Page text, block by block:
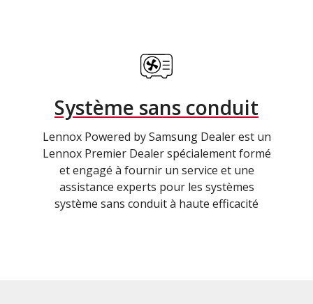
Système sans conduit
Lennox Powered by Samsung Dealer est un
Lennox Premier Dealer spécialement formé
et engagé à fournir un service et une
assistance experts pour les systèmes
système sans conduit à haute efficacité